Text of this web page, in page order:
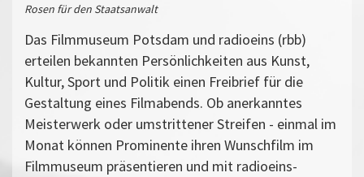
Rosen für den Staatsanwalt
Das Filmmuseum Potsdam und radioeins (rbb)
erteilen bekannten Persönlichkeiten aus Kunst,
Kultur, Sport und Politik einen Freibrief für die
Gestaltung eines Filmabends. Ob anerkanntes
Meisterwerk oder umstrittener Streifen - einmal im
Monat können Prominente ihren Wunschfilm im
Filmmuseum präsentieren und mit radioeins-